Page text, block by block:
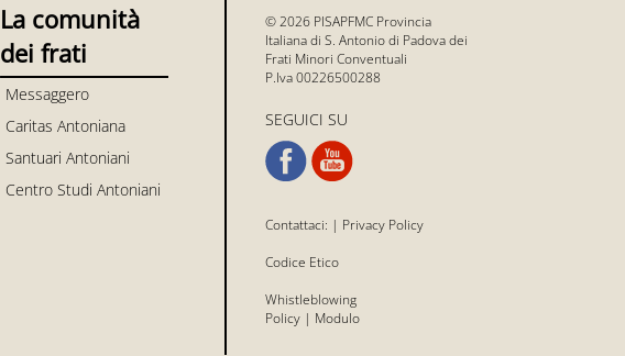
La comunità
dei frati
Messaggero
Caritas Antoniana
Santuari Antoniani
Centro Studi Antoniani
© 2026 PISAPFMC Provincia
Italiana di S. Antonio di Padova dei
Frati Minori Conventuali
P.Iva 00226500288
SEGUICI SU
Contattaci: | Privacy Policy
Codice Etico
Whistleblowing
Policy| Modulo